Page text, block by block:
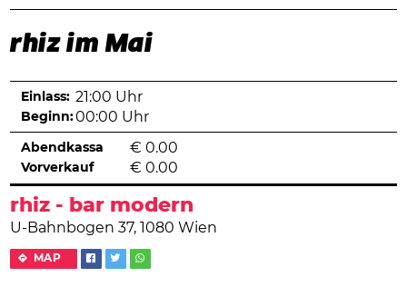
rhiz im Mai
rhiz - bar modern
U-Bahnbogen 37, 1080 Wien
MAP
Einlass: 21:00 Uhr
Beginn:00:00 Uhr
Abendkassa € 0.00
Vorverkauf € 0.00